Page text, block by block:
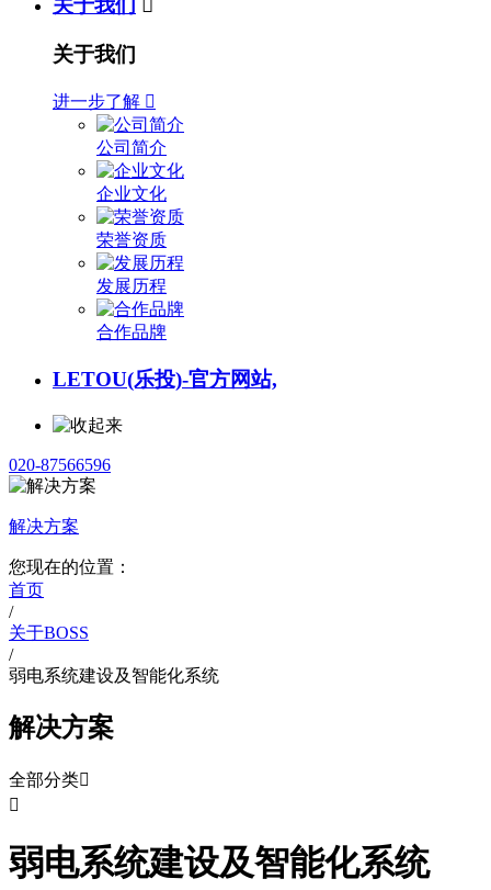
关于我们 
关于我们
进一步了解 
公司简介
企业文化
荣誉资质
发展历程
合作品牌
LETOU(乐投)-官方网站,
020-87566596
解决方案
您现在的位置：
首页
/
关于BOSS
/
弱电系统建设及智能化系统
解决方案
全部分类

弱电系统建设及智能化系统